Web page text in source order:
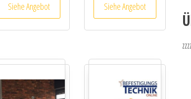
Siehe Angebot Siehe Angebot